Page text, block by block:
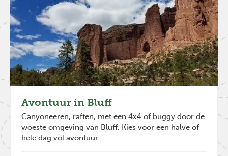
Avontuur in Bluff
Canyoneeren, raften, met een 4x4 of buggy door de
woeste omgeving van Bluff. Kies voor een halve of
hele dag vol avontuur.